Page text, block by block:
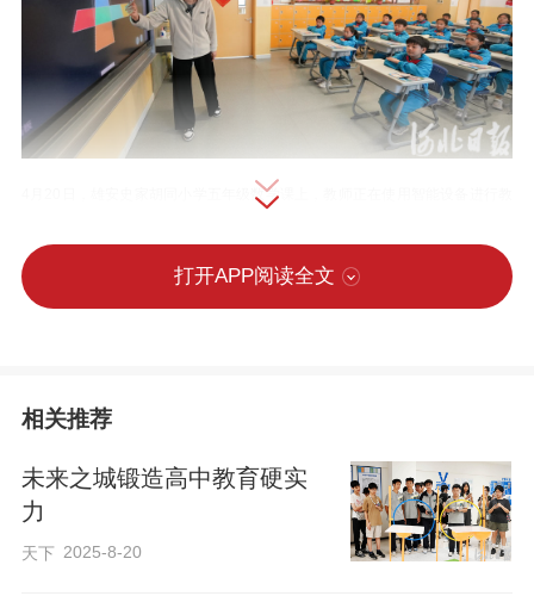
4月20日，雄安史家胡同小学五年级数学课上，教师正在使用智能设备进行教
在进行。数学老师王齐悦站在智能黑板
变得立体生动——可旋转、可拆分，图形
的构成与计算逻辑一目了然。课堂气氛愈
发活跃，学生对所学内容的理解也更为透
打开APP阅读全文
相关推荐
未来之城锻造高中教育硬实
力
天下 2025-8-20